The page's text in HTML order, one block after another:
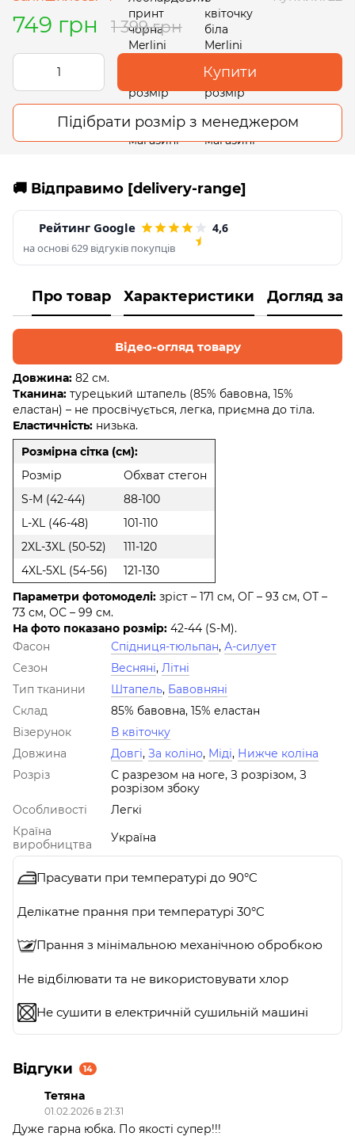
749 грн 1 399 грн
Купити
Підібрати розмір з менеджером
🚚 Відправимо [delivery-range]
Рейтинг Google 4,6
на основі 629 відгуків покупців
Про товар Характеристики Догляд за
Відео-огляд товару
Довжина: 82 см.
Тканина: турецький штапель (85% бавовна, 15%
еластан) – не просвічується, легка, приємна до тіла.
Еластичність: низька.
Розмірна сітка (см):
Розмір
Обхват стегон
S-M (42-44)
88-100
L-XL (46-48)
101-110
2XL-3XL (50-52)
111-120
4XL-5XL (54-56)
121-130
Параметри фотомоделі: зріст – 171 см, ОГ – 93 см, ОТ –
73 см, ОС – 99 см.
На фото показано розмір: 42-44 (S-M).
Фасон
Спідниця-тюльпан, А-силует
Сезон
Весняні, Літні
Тип тканини
Штапель, Бавовняні
Склад
85% бавовна, 15% еластан
Візерунок
В квіточку
Довжина
Довгі, За коліно, Міді, Нижче коліна
Розріз
С разрезом на ноге, З розрізом, З
розрізом збоку
Особливості
Легкі
Країна
виробництва
Україна
Прасувати при температурі до 90°C
Делікатне прання при температурі 30°C
Прання з мінімальною механічною обробкою
Не відбілювати та не використовувати хлор
Не сушити в електричній сушильній машині
Відгуки 14
Тетяна
01.02.2026 в 21:31
Дуже гарна юбка. По якості супер!!!